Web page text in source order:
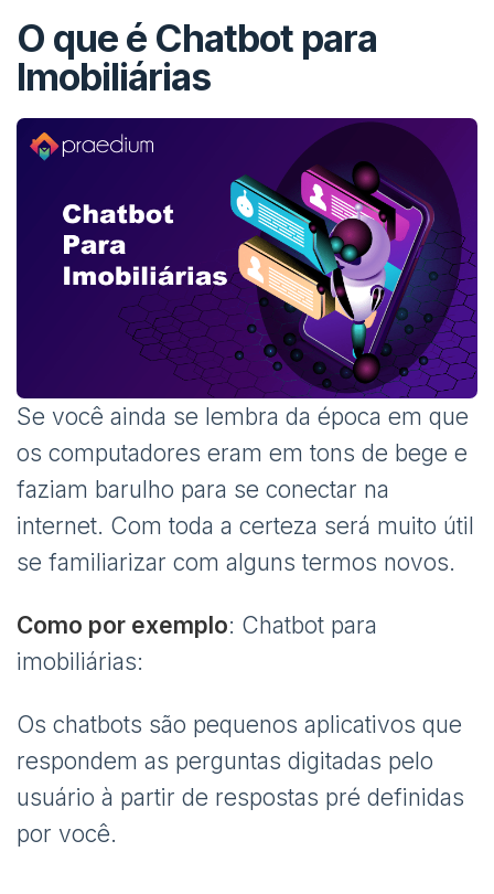
O que é Chatbot para
Imobiliárias
Se você ainda se lembra da época em que
os computadores eram em tons de bege e
faziam barulho para se conectar na
internet. Com toda a certeza será muito útil
se familiarizar com alguns termos novos.
Como por exemplo: Chatbot para
imobiliárias:
Os chatbots são pequenos aplicativos que
respondem as perguntas digitadas pelo
usuário à partir de respostas pré definidas
por você.